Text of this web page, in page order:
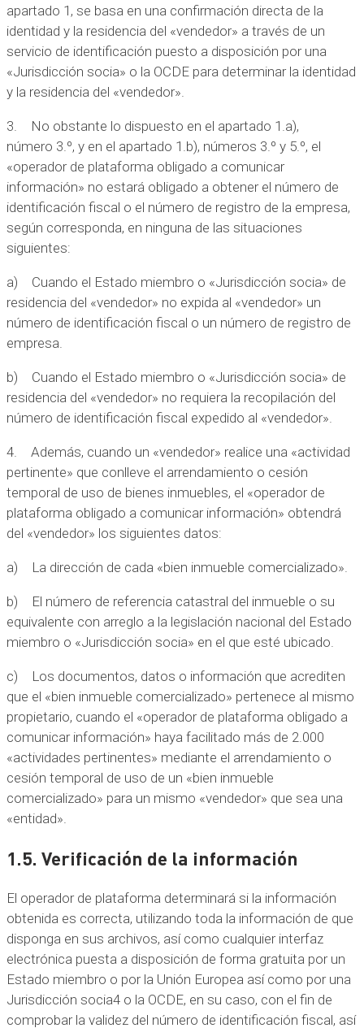
apartado 1, se basa en una confirmación directa de la
identidad y la residencia del «vendedor» a través de un
servicio de identificación puesto a disposición por una
«Jurisdicción socia» o la OCDE para determinar la identidad
y la residencia del «vendedor».
3. No obstante lo dispuesto en el apartado 1.a),
número 3.º, y en el apartado 1.b), números 3.º y 5.º, el
«operador de plataforma obligado a comunicar
información» no estará obligado a obtener el número de
identificación fiscal o el número de registro de la empresa,
según corresponda, en ninguna de las situaciones
siguientes:
a) Cuando el Estado miembro o «Jurisdicción socia» de
residencia del «vendedor» no expida al «vendedor» un
número de identificación fiscal o un número de registro de
empresa.
b) Cuando el Estado miembro o «Jurisdicción socia» de
residencia del «vendedor» no requiera la recopilación del
número de identificación fiscal expedido al «vendedor».
4. Además, cuando un «vendedor» realice una «actividad
pertinente» que conlleve el arrendamiento o cesión
temporal de uso de bienes inmuebles, el «operador de
plataforma obligado a comunicar información» obtendrá
del «vendedor» los siguientes datos:
a) La dirección de cada «bien inmueble comercializado».
b) El número de referencia catastral del inmueble o su
equivalente con arreglo a la legislación nacional del Estado
miembro o «Jurisdicción socia» en el que esté ubicado.
c) Los documentos, datos o información que acrediten
que el «bien inmueble comercializado» pertenece al mismo
propietario, cuando el «operador de plataforma obligado a
comunicar información» haya facilitado más de 2.000
«actividades pertinentes» mediante el arrendamiento o
cesión temporal de uso de un «bien inmueble
comercializado» para un mismo «vendedor» que sea una
«entidad».
1.5. Verificación de la información
El operador de plataforma determinará si la información
obtenida es correcta, utilizando toda la información de que
disponga en sus archivos, así como cualquier interfaz
electrónica puesta a disposición de forma gratuita por un
Estado miembro o por la Unión Europea así como por una
Jurisdicción socia4 o la OCDE, en su caso, con el fin de
comprobar la validez del número de identificación fiscal, así